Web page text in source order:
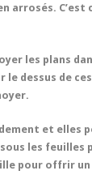
arrosés. C’est
les plans
dessus de
et elles
les feuilles
pour offrir